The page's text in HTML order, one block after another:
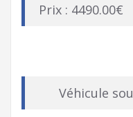
Prix : 4490.00€
Véhicule